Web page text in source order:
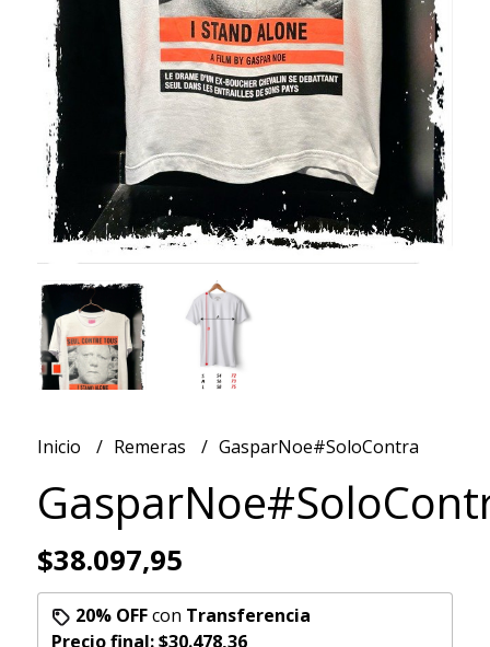
Inicio Remeras GasparNoe#SoloContra
$38.097,95
20% OFFcon Transferencia
Precio final:$30.478,36